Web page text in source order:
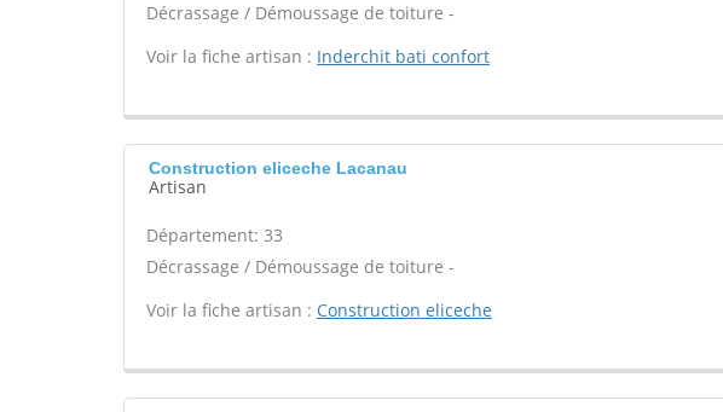
Décrassage / Démoussage de toiture -
Voir la fiche artisan : Inderchit bati confort
Construction eliceche Lacanau
Artisan
Département: 33
Décrassage / Démoussage de toiture -
Voir la fiche artisan : Construction eliceche